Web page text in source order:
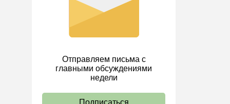
Отправляем письма с
главными обсуждениями
недели
Подписаться